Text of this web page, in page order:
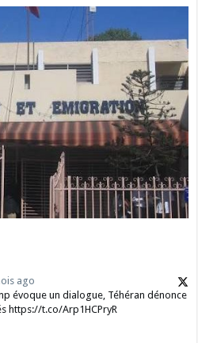
ago
évoque un dialogue, Téhéran dénonce
https://t.co/Arp1HCPryR